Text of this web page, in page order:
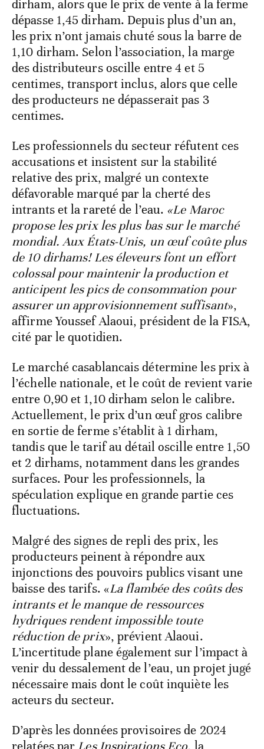
dirham, alors que le prix de vente à la ferme
dépasse 1,45 dirham. Depuis plus d’un an,
les prix n’ont jamais chuté sous la barre de
1,10 dirham. Selon l’association, la marge
des distributeurs oscille entre 4 et 5
centimes, transport inclus, alors que celle
des producteurs ne dépasserait pas 3
centimes.
Les professionnels du secteur réfutent ces
accusations et insistent sur la stabilité
relative des prix, malgré un contexte
défavorable marqué par la cherté des
intrants et la rareté de l’eau. «Le Maroc
propose les prix les plus bas sur le marché
mondial. Aux États-Unis, un œuf coûte plus
de 10 dirhams! Les éleveurs font un effort
colossal pour maintenir la production et
anticipent les pics de consommation pour
assurer un approvisionnement suffisant»,
affirme Youssef Alaoui, président de la FISA,
cité par le quotidien.
Le marché casablancais détermine les prix à
l’échelle nationale, et le coût de revient varie
entre 0,90 et 1,10 dirham selon le calibre.
Actuellement, le prix d’un œuf gros calibre
en sortie de ferme s’établit à 1 dirham,
tandis que le tarif au détail oscille entre 1,50
et 2 dirhams, notamment dans les grandes
surfaces. Pour les professionnels, la
spéculation explique en grande partie ces
fluctuations.
Malgré des signes de repli des prix, les
producteurs peinent à répondre aux
injonctions des pouvoirs publics visant une
baisse des tarifs. «La flambée des coûts des
intrants et le manque de ressources
hydriques rendent impossible toute
réduction de prix», prévient Alaoui.
L’incertitude plane également sur l’impact à
venir du dessalement de l’eau, un projet jugé
nécessaire mais dont le coût inquiète les
acteurs du secteur.
D’après les données provisoires de 2024